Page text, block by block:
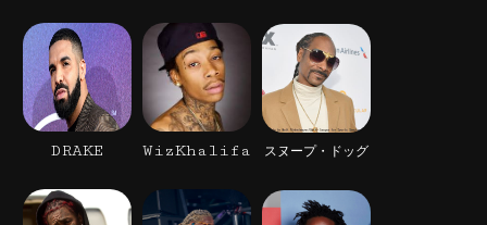
DRAKE WizKhalifa スヌープ・ドッグ